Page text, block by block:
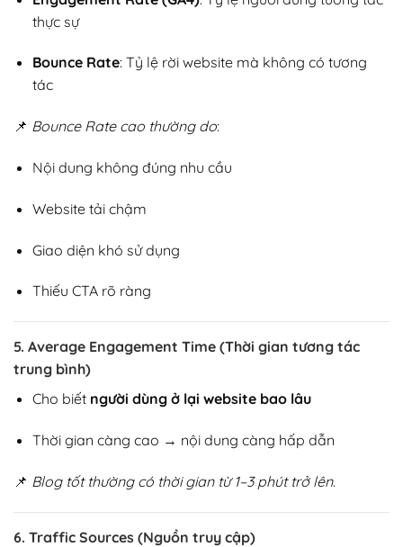
thực sự
Bounce Rate: Tỷ lệ rời website mà không có tương
tác
📌 Bounce Rate cao thường do:
Nội dung không đúng nhu cầu
Website tải chậm
Giao diện khó sử dụng
Thiếu CTA rõ ràng
5. Average Engagement Time (Thời gian tương tác
trung bình)
Cho biết người dùng ở lại website bao lâu
Thời gian càng cao → nội dung càng hấp dẫn
📌 Blog tốt thường có thời gian từ 1–3 phút trở lên.
6. Traffic Sources (Nguồn truy cập)